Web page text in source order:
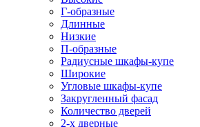
Г-образные
Длинные
Низкие
П-образные
Радиусные шкафы-купе
Широкие
Угловые шкафы-купе
Закругленный фасад
Количество дверей
2-х дверные